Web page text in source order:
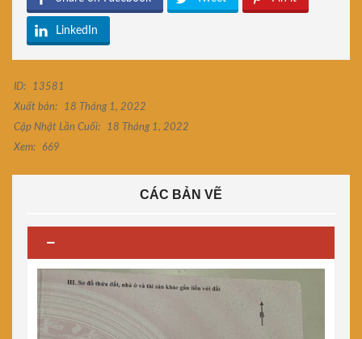
LinkedIn
ID:
13581
Xuất bản:
18 Tháng 1, 2022
Cập Nhật Lần Cuối:
18 Tháng 1, 2022
Xem:
669
CÁC BẢN VẼ